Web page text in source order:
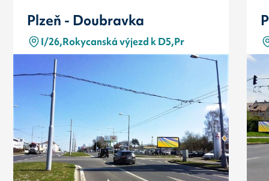
Plzeň - Doubravka
I/26,Rokycanská výjezd k D5,Pr